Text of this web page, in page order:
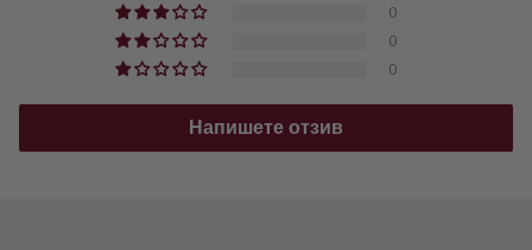
0
0
0
Напишете отзив